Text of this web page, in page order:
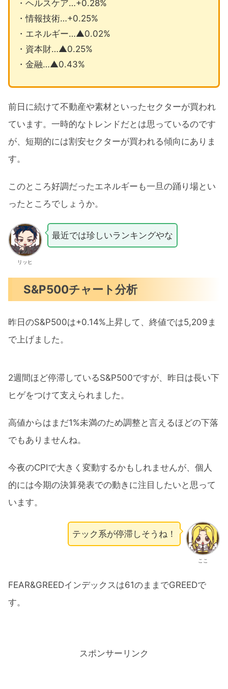
・ヘルスケア…+0.28%
・情報技術…+0.25%
・エネルギー…▲0.02%
・資本財…▲0.25%
・金融…▲0.43%
前日に続けて不動産や素材といったセクターが買われ
ています。一時的なトレンドだとは思っているのです
が、短期的には割安セクターが買われる傾向にありま
す。
このところ好調だったエネルギーも一旦の踊り場とい
ったところでしょうか。
リッヒ
最近では珍しいランキングやな
S&P500チャート分析
昨日のS&P500は+0.14%上昇して、終値では5,209ま
で上げました。
2週間ほど停滞しているS&P500ですが、昨日は長い下
ヒゲをつけて支えられました。
高値からはまだ1%未満のため調整と言えるほどの下落
でもありませんね。
今夜のCPIで大きく変動するかもしれませんが、個人
的には今期の決算発表での動きに注目したいと思って
います。
ここ
テック系が停滞しそうね！
FEAR&GREEDインデックスは61のままでGREEDで
す。
スポンサーリンク